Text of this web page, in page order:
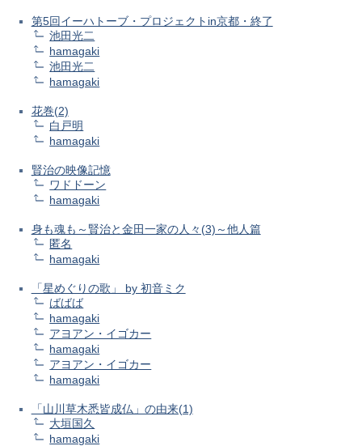
第5回イーハトーブ・プロジェクトin京都・終了
池田光二
hamagaki
池田光二
hamagaki
花巻(2)
白戸明
hamagaki
賢治の映像記憶
ワドドーン
hamagaki
身も魂も～賢治と金田一家の人々(3)～他人篇
匿名
hamagaki
「星めぐりの歌」 by 初音ミク
ばばば
hamagaki
アヨアン・イゴカー
hamagaki
アヨアン・イゴカー
hamagaki
「山川草木悉皆成仏」の由来(1)
大垣国久
hamagaki